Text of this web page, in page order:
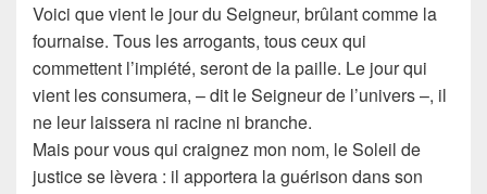
Voici que vient le jour du Seigneur, brûlant comme la
fournaise. Tous les arrogants, tous ceux qui
commettent l’impiété, seront de la paille. Le jour qui
vient les consumera, – dit le Seigneur de l’univers –, il
ne leur laissera ni racine ni branche.
Mais pour vous qui craignez mon nom, le Soleil de
justice se lèvera : il apportera la guérison dans son